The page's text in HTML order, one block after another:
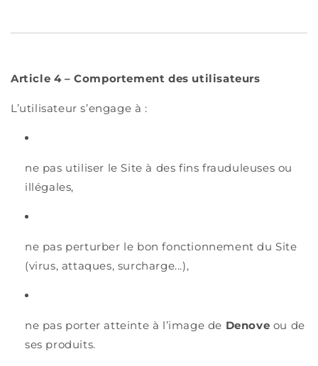
Article 4 – Comportement des utilisateurs
L’utilisateur s’engage à :
ne pas utiliser le Site à des fins frauduleuses ou
illégales,
ne pas perturber le bon fonctionnement du Site
(virus, attaques, surcharge...),
ne pas porter atteinte à l’image de Denove ou de
ses produits.